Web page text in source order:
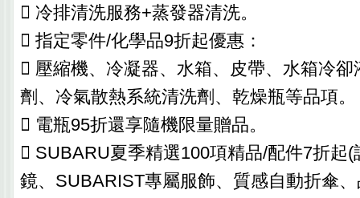
 冷排清洗服務+蒸發器清洗。
 指定零件/化學品9折起優惠：
 壓縮機、冷凝器、水箱、皮帶、水箱冷
劑、冷氣散熱系統清洗劑、乾燥瓶等品項。
 電瓶95折還享隨機限量贈品。
 SUBARU夏季精選100項精品/配件7折起
鏡、SUBARIST專屬服飾、質感自動折傘